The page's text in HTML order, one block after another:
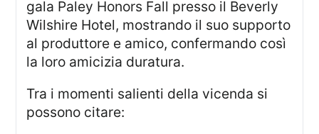
gala Paley Honors Fall presso il Beverly
Wilshire Hotel, mostrando il suo supporto
al produttore e amico, confermando così
la loro amicizia duratura.
Tra i momenti salienti della vicenda si
possono citare: